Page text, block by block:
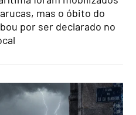
mas o óbito do
por ser declarado no